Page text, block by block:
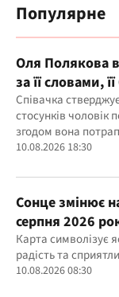
Популярне
Оля Полякова
за її словами,
Співачка
стосунків чоловік
згодом вона
10.08.2026 18:30
Сонце змінює
серпня 2026
Карта символізує
радість та
10.08.2026 08:30